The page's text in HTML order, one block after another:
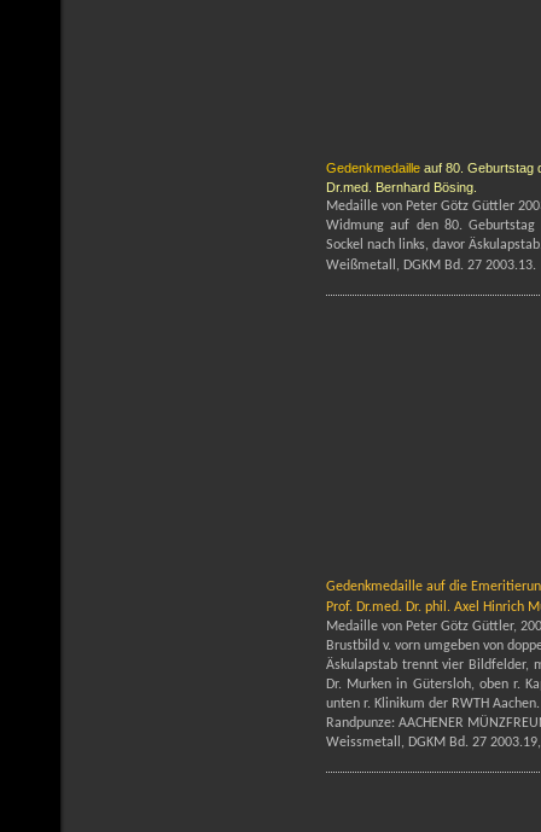
Gedenkmedaille auf 80. Geburtstag
Dr.med. Bernhard Bösing.
Medaille von Peter Götz Güttler
Widmung auf den 80.
Sockel nach links, davor
Weißmetall, DGKM Bd. 27
Gedenkmedaille auf die
Prof. Dr.med. Dr. phil. Axel Hinrich
Medaille von Peter Götz Güttler,
Brustbild v. vorn umgeben von
Äskulapstab trennt vier Bildfelder,
Dr. Murken in Gütersloh, oben r.
unten r. Klinikum der RWTH Aachen.
Randpunze: AACHENER
Weissmetall, DGKM Bd. 27